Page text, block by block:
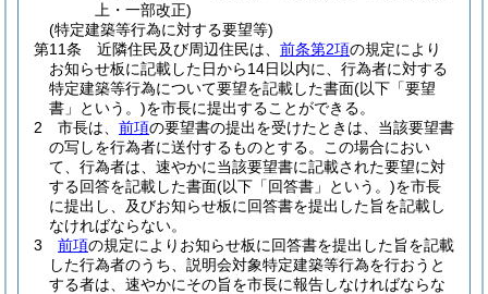
上・一部改正)
(特定建築等行為に対する要望等)
第11条
近隣住民及び周辺住民は、 前条第2項の規定により
お知らせ板に記載した日から14日以内に、行為者に対する
特定建築等行為について要望を記載した書面(以下「要望
書」という。)を市長に提出することができる。
2
市長は、 前項の要望書の提出を受けたときは、当該要望書
の写しを行為者に送付するものとする。
この場合におい
て、行為者は、速やかに当該要望書に記載された要望に対
する回答を記載した書面(以下「回答書」という。)を市長
に提出し、及びお知らせ板に回答書を提出した旨を記載し
なければならない。
3
前項の規定によりお知らせ板に回答書を提出した旨を記載
した行為者のうち、説明会対象特定建築等行為を行おうと
する者は、速やかにその旨を市長に報告しなければならな